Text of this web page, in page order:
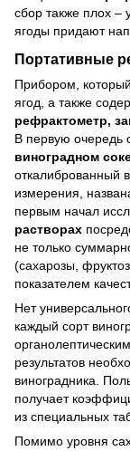
сбор также плох –
ягоды придают
Портативные
Прибором,
ягод, а также
рефрактометр,
В первую очередь
виноградном
откалиброванный
измерения,
первым начал
растворах
не только
(сахарозы,
показателем
Нет
каждый сорт
результатов
виноградника.
получает
из специальных
Помимо уровня